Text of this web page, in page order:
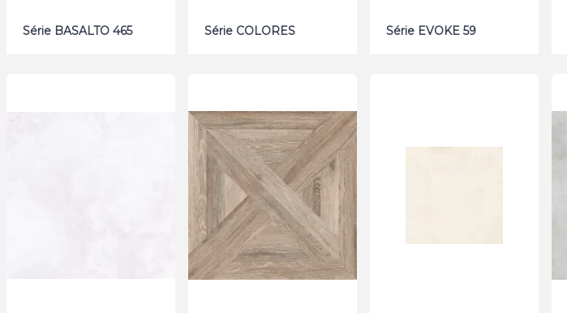
Série BASALTO 465 Série COLORES Série EVOKE 59